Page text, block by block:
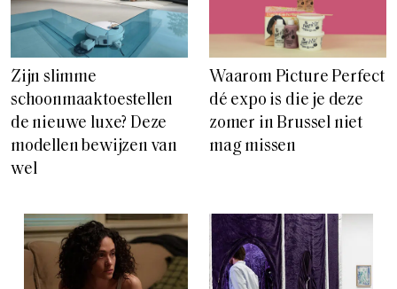
Zijn slimme
schoonmaaktoestellen
de nieuwe luxe? Deze
modellen bewijzen van
wel
Waarom Picture Perfect
dé expo is die je deze
zomer in Brussel niet
mag missen